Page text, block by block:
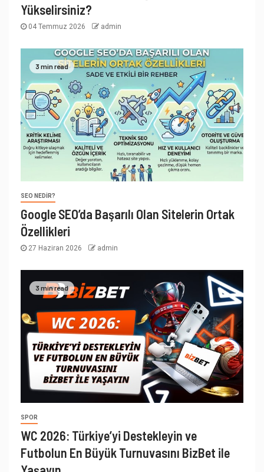
Yükselirsiniz?
04 Temmuz 2026 admin
3 min read
SEO NEDIR?
Google SEO’da Başarılı Olan Sitelerin Ortak
Özellikleri
27 Haziran 2026 admin
3 min read
SPOR
WC 2026: Türkiye’yi Destekleyin ve
Futbolun En Büyük Turnuvasını BizBet ile